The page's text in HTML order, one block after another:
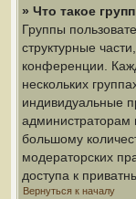
» Что такое
Группы
структурные
конференции.
нескольких
индивидуальные
администраторам
большому
модераторских
доступа к
Вернуться к началу